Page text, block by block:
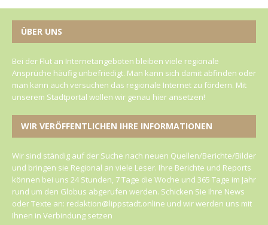
ÜBER UNS
Bei der Flut an Internetangeboten bleiben viele regionale
Ansprüche häufig unbefriedigt. Man kann sich damit abfinden oder
man kann auch versuchen das regionale Internet zu fördern. Mit
unserem Stadtportal wollen wir genau hier ansetzen!
WIR VERÖFFENTLICHEN IHRE INFORMATIONEN
Wir sind ständig auf der Suche nach neuen Quellen/Berichte/Bilder
und bringen sie Regional an viele Leser. Ihre Berichte und Reports
können bei uns 24 Stunden, 7 Tage die Woche und 365 Tage im Jahr
rund um den Globus abgerufen werden. Schicken Sie Ihre News
oder Texte an: redaktion@lippstadt.online und wir werden uns mit
Ihnen in Verbindung setzen